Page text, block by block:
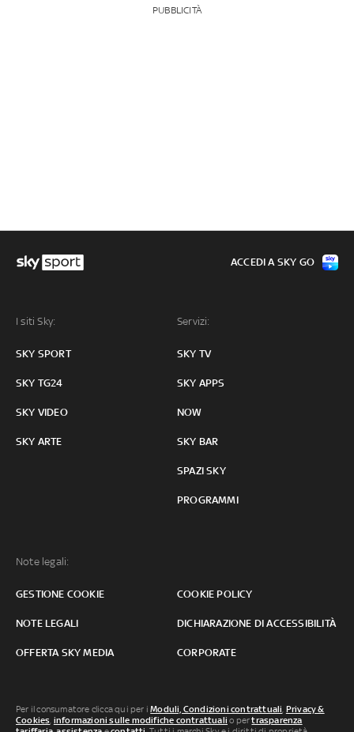
PUBBLICITÀ
I siti Sky:
SKY SPORT
SKY TG24
SKY VIDEO
SKY ARTE
Servizi:
SKY TV
SKY APPS
NOW
SKY BAR
SPAZI SKY
PROGRAMMI
Note legali:
GESTIONE COOKIE COOKIE POLICY
NOTE LEGALI DICHIARAZIONE DI ACCESSIBILITÀ
OFFERTA SKY MEDIA CORPORATE
ACCEDI A SKY GO
Per il consumatore clicca qui per iModuli, Condizioni contrattuali, Privacy &
Cookies, informazioni sulle modifiche contrattuali o pertrasparenza